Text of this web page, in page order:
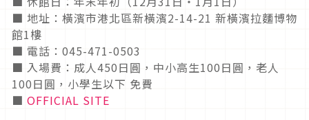
■ 地址：橫濱市港北區新橫濱2-14-21 新橫濱拉麵博物
館1樓
■ 電話：045-471-0503
■ 入場費：成人450日圓，中小高生100日圓，老人
100日圓，小學生以下 免費
■ OFFICIAL SITE